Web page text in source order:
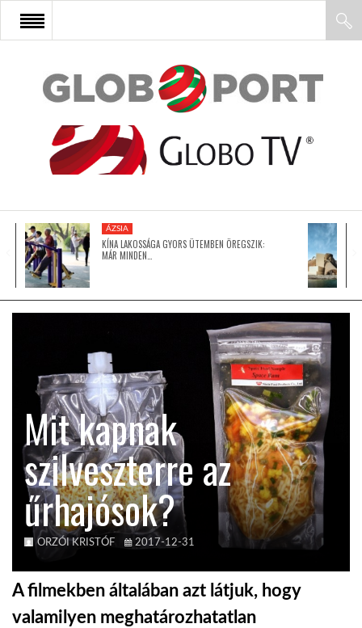
FŐOLDAL
AFRIKA
ÁZSIA
KÖZEL-KELET
AUSZTRÁLIA
A VILÁG ITTHON
MÉDIA
ÁZSIA
KÍNA LAKOSSÁGA GYORS ÜTEMBEN ÖREGSZIK:
MÁR MINDEN…
Mit kapnak
szilveszterre az
űrhajósok?
ORZÓI KRISTÓF 2017-12-31
A filmekben általában azt látjuk, hogy
valamilyen meghatározhatatlan